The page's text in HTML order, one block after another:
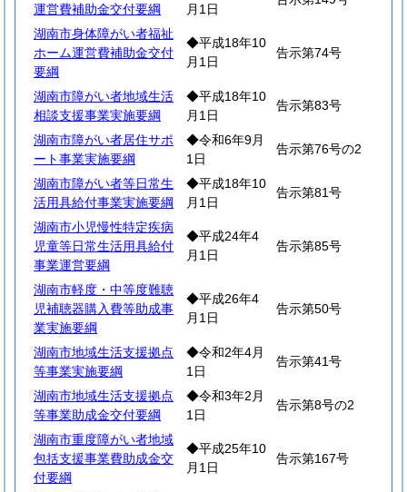
運営費補助金交付要綱
月1日
湖南市身体障がい者福祉
ホーム運営費補助金交付
要綱
◆平成18年10
月1日
告示第74号
湖南市障がい者地域生活
相談支援事業実施要綱
◆平成18年10
月1日
告示第83号
湖南市障がい者居住サポ
ート事業実施要綱
◆令和6年9月
1日
告示第76号の2
湖南市障がい者等日常生
活用具給付事業実施要綱
◆平成18年10
月1日
告示第81号
湖南市小児慢性特定疾病
児童等日常生活用具給付
事業運営要綱
◆平成24年4
月1日
告示第85号
湖南市軽度・中等度難聴
児補聴器購入費等助成事
業実施要綱
◆平成26年4
月1日
告示第50号
湖南市地域生活支援拠点
等事業実施要綱
◆令和2年4月
1日
告示第41号
湖南市地域生活支援拠点
等事業助成金交付要綱
◆令和3年2月
1日
告示第8号の2
湖南市重度障がい者地域
包括支援事業費助成金交
付要綱
◆平成25年10
月1日
告示第167号